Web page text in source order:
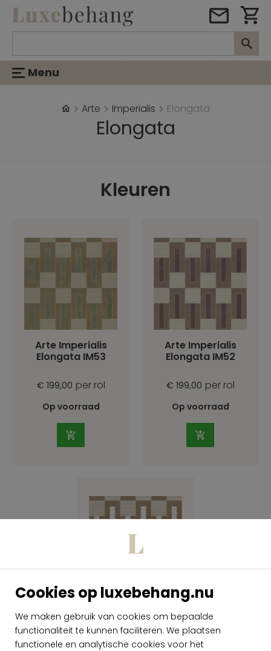
Cookies op luxebehang.nu
We maken gebruik van cookies om bepaalde
functionaliteit te kunnen faciliteren. We plaatsen
functionele en analytische cookies voor het
Menu
Arte Imperialis Elongata
Elongata
Kleuren
Arte Imperialis
Elongata IM53
€ 199,00 per rol
Op voorraad
Arte Imperialis
Elongata IM52
€ 199,00 per rol
Op voorraad
Elongata IM51
€ 199,00 per rol